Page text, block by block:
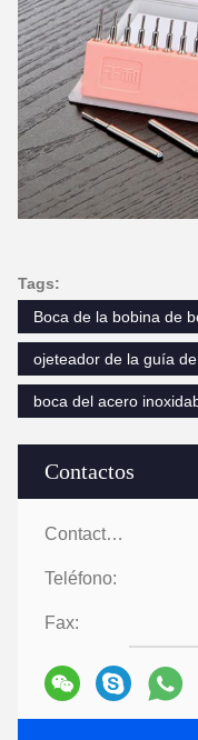
Contactos
Contactos:
Teléfono:
Fax:
Tags:
Boca de la bobina de
ojeteador de la guía
boca del acero